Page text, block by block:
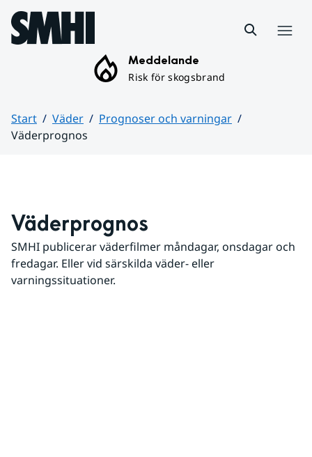
Hoppa till sidans innehåll
Meddelande
Risk för skogsbrand
Start Väder
Prognoser och varningar
Väderprognos
Väderprognos
SMHI publicerar väderfilmer måndagar, onsdagar och
fredagar. Eller vid särskilda väder- eller
varningssituationer.